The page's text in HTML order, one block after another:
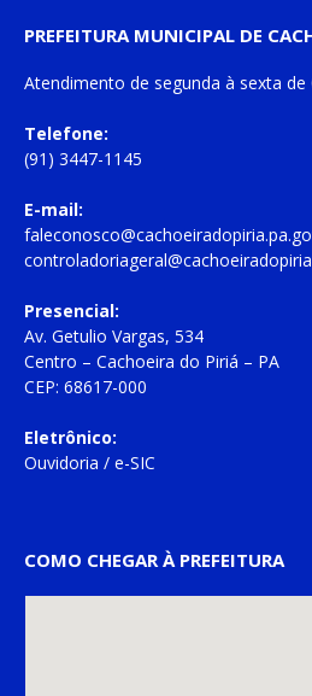
PREFEITURA MUNICIPAL DE
Atendimento de segunda à sexta de
Telefone:
(91) 3447-1145
E-mail:
Presencial:
Av. Getulio Vargas, 534
Centro – Cachoeira do Piriá – PA
CEP: 68617-000
Eletrônico:
Ouvidoria / e-SIC
COMO CHEGAR À PREFEITURA